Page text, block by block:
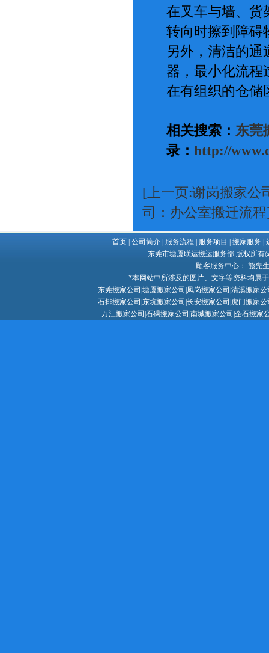
在叉车与墙、货
转向时擦到障碍
另外，清洁的
器，最小化流程
在有组织的仓储
相关搜索： 东莞
录： http://
[上一页:谢岗搬家公
司：办公室搬迁流
首页 公司简介 服务流程 服务项目 搬家服务
东莞市塘厦联运搬运服务部 版权所有
顾客服务中心： 熊先
*本网站中所涉及的图片、文字等资料均属
东莞搬家公司 塘厦搬家公司 凤岗搬家公司 清溪搬家公
石排搬家公司|东坑搬家公司|长安搬家公司|虎门搬家
万江搬家公司|石碣搬家公司|南城搬家公司|企石搬家